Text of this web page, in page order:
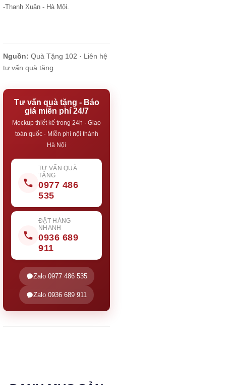
-Thanh Xuân - Hà Mội.
Nguồn: Quà Tặng 102 · Liên hệ
tư vấn quà tặng
Tư vấn quà tặng - Báo
giá miễn phí 24/7
Mockup thiết kế trong 24h · Giao
toàn quốc · Miễn phí nội thành
Hà Nội
TƯ VẤN QUÀ
TẶNG
0977 486
535
ĐẶT HÀNG
NHANH
0936 689
911
Zalo 0977 486 535
Zalo 0936 689 911